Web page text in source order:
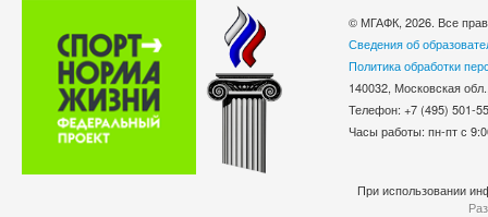
© МГАФК, 2026. Все
Сведения об
Политика обработки
140032, Московская
Телефон: +7 (495)
Часы работы: пн-пт с
При использовании